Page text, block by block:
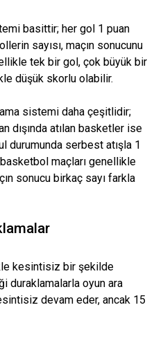
basittir; her gol 1 puan
sayısı, maçın sonucunu
tek bir gol, çok büyük bir
düşük skorlu olabilir.
sistemi daha çeşitlidir;
dışında atılan basketler ise
durumunda serbest atışla 1
maçları genellikle
sonucu birkaç sayı farkla
kesintisiz bir şekilde
duraklamalarla oyun ara
devam eder, ancak 15